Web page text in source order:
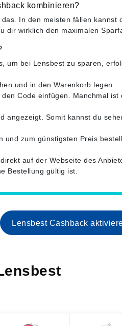
kombinieren?
In den meisten fällen
dir wirklich den maximalen
um bei Lensbest zu sparen,
und in den Warenkorb legen.
Code einfügen. Manchmal
angezeigt. Somit kannst du
zum günstigsten Preis
auf der Webseite des
Bestellung gültig ist.
Lensbest Cashback